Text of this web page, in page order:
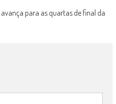
para as quartas de final da